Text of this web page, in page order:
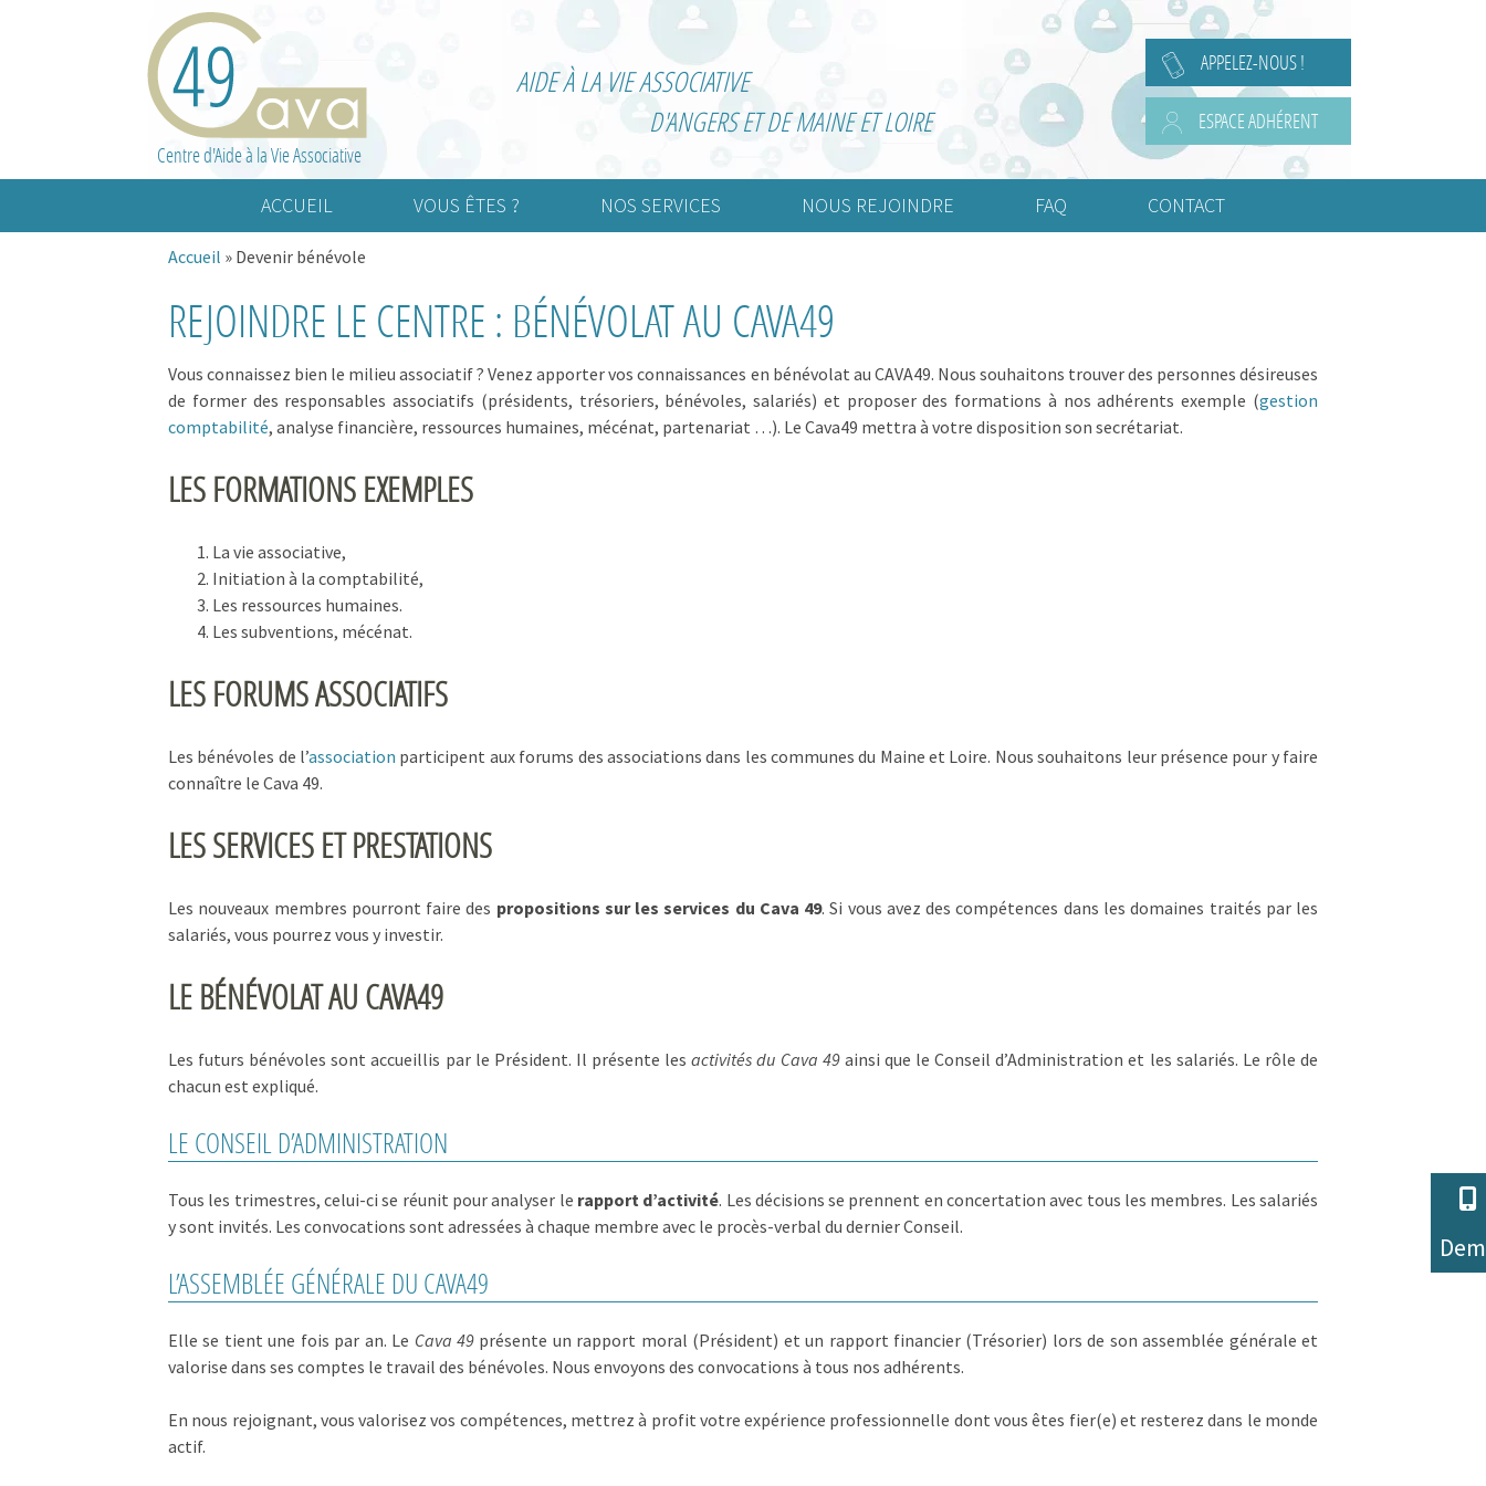
La recette pour une
!
Ces données nous permettent d'
Lire la politique de confidentialité
Axeptio consent
Plateforme de Gestion du Consentement : Personnalisez vos Options
Notre plateforme vous permet d'adapter et de gérer vos paramètres de confidentialité, en garantissant la conformité avec
Centre d'Aide à la Vie Associative
AIDE À LA VIE ASSOCIATIVE
D'ANGERS ET DE MAINE ET LOIRE
APPELEZ-NOUS !
ESPACE ADHÉRENT
ACCUEIL VOUS ÊTES ?
Association sportive
NOS SERVICES
Vie associative
comptabilité
Externalisation de la paie
NOUS REJOINDRE
Devenir bénévole
FAQ
Questions Diverses
CONTACT
Accueil » Devenir bénévole
REJOINDRE LE CENTRE : BÉNÉVOLAT AU CAVA49
Vous connaissez bien le milieu associatif ? Venez apporter vos connaissances en bénévolat au CAVA49. Nous souhaitons trouver des personnes désireuses
de former des responsables associatifs (présidents, trésoriers, bénévoles, salariés) et proposer des formations à nos adhérents exemple (gestion
comptabilité, analyse financière, ressources humaines, mécénat, partenariat …). Le Cava49 mettra à votre disposition son secrétariat.
LES FORMATIONS EXEMPLES
La vie associative,
Initiation à la comptabilité,
Les ressources humaines.
Les subventions, mécénat.
LES FORUMS ASSOCIATIFS
Les bénévoles de l’association participent aux forums des associations dans les communes du Maine et Loire. Nous souhaitons leur présence pour y faire
connaître le Cava 49.
LES SERVICES ET PRESTATIONS
Les nouveaux membres pourront faire des propositions sur les services du Cava 49. Si vous avez des compétences dans les domaines traités par les
salariés, vous pourrez vous y investir.
LE BÉNÉVOLAT AU CAVA49
Les futurs bénévoles sont accueillis par le Président. Il présente lesactivités du Cava 49ainsi que le Conseil d’Administration et les salariés. Le rôle de
chacun est expliqué.
LE CONSEIL D’ADMINISTRATION
Tous les trimestres, celui-ci se réunit pour analyser le rapport d’activité. Les décisions se prennent en concertation avec tous les membres. Les salariés
y sont invités. Les convocations sont adressées à chaque membre avec le procès-verbal du dernier Conseil.
L’ASSEMBLÉE GÉNÉRALE DU CAVA49
Elle se tient une fois par an. Le Cava 49présente un rapport moral (Président) et un rapport financier (Trésorier) lors de son assemblée générale et
valorise dans ses comptes le travail des bénévoles. Nous envoyons des convocations à tous nos adhérents.
En nous rejoignant, vous valorisez vos compétences, mettrez à profit votre expérience professionnelle dont vous êtes fier(e) et resterez dans le monde
actif.